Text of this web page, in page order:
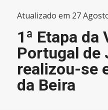
Atualizado em 27
1ª Etapa da
Portugal de
realizou-se
da Beira